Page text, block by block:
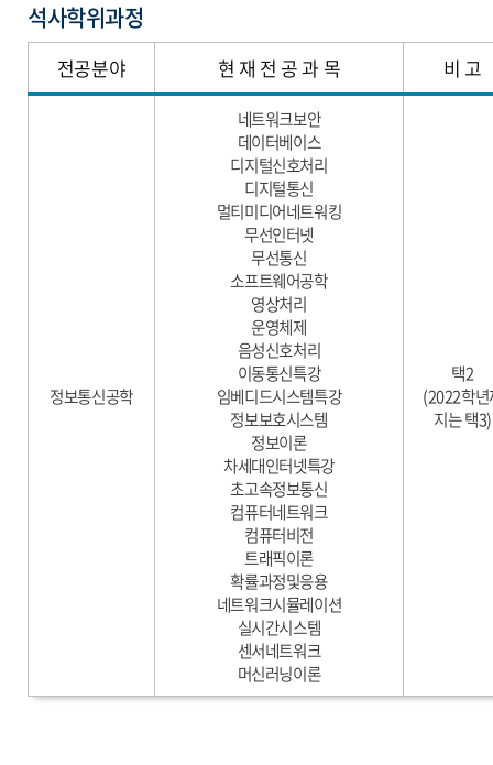
석사학위과정
전공분야 현 재 전 공 과 목 비 고
정보통신공학
네트워크보안
데이터베이스
디지털신호처리
디지털통신
멀티미디어네트워킹
무선인터넷
무선통신
소프트웨어공학
영상처리
운영체제
음성신호처리
이동통신특강
임베디드시스템특강
정보보호시스템
정보이론
차세대인터넷특강
초고속정보통신
컴퓨터네트워크
컴퓨터비전
트래픽이론
확률과정및응용
네트워크시뮬레이션
실시간시스템
센서네트워크
머신러닝이론
택2
(2022학년
지는 택3)